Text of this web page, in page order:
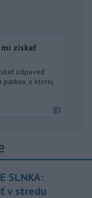
získať
odpoveď
o ktorej
SLNKA:
v stredu